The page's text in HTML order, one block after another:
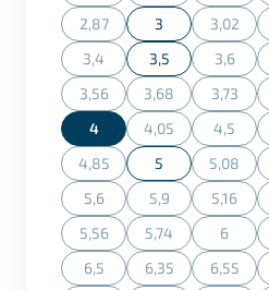
2,87
(Cette action n'est
3 3,02
(Cette
3,4
(Cette action n'est
3,5 3,6
(Cette
3,56
(Cette action n'est
3,68
(Cette action
3,73
(Cette
4 4,05
(Cette action
4,5
(Cette
4,85
(Cette action n'est
5 5,08
(Cette
5,6
(Cette action n'est
5,9
(Cette action
5,16
(Cette
5,56
(Cette action n'est
5,74
(Cette action
6
(Cette
6,5
(Cette action n'est
6,35
(Cette action
6,55
(Cette